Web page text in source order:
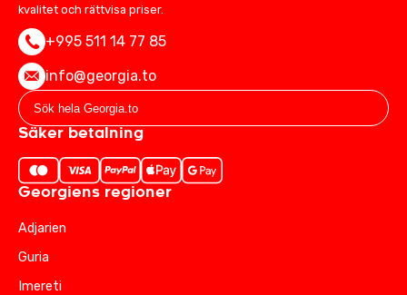
kvalitet och rättvisa priser.
+995 511 14 77 85
info@georgia.to
Säker betalning
Georgiens regioner
Adjarien
Guria
Imereti